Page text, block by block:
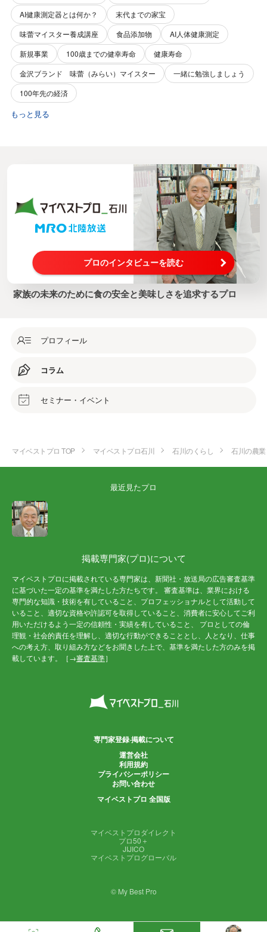
AI健康測定器とは何か？
末代までの家宝
味蕾マイスター養成講座
食品添加物
AI人体健康測定
新規事業
100歳までの健幸寿命
健康寿命
金沢ブランド 味蕾（みらい）マイスター
一緒に勉強しましょう
100年先の経済
もっと見る
プロのインタビューを読む
家族の未来のために食の安全と美味しさを追求するプロ
プロフィール
コラム
セミナー・イベント
マイベストプロ TOP マイベストプロ石川 石川のくらし 石川の農業
最近見たプロ
掲載専門家(プロ)について
マイベストプロに掲載されている専門家は、新聞社・放送局の広告審査基準
に基づいた一定の基準を満たした方たちです。 審査基準は、業界における
専門的な知識・技術を有していること、プロフェッショナルとして活動して
いること、適切な資格や許認可を取得していること、消費者に安心してご利
用いただけるよう一定の信頼性・実績を有していること、 プロとしての倫
理観・社会的責任を理解し、適切な行動ができることとし、人となり、仕事
への考え方、取り組み方などをお聞きした上で、基準を満たした方のみを掲
載しています。［→審査基準］
専門家登録·掲載について
運営会社
利用規約
プライバシーポリシー
お問い合わせ
マイベストプロ 全国版
マイベストプロダイレクト
プロ50＋
JIJICO
マイベストプログローバル
© My Best Pro